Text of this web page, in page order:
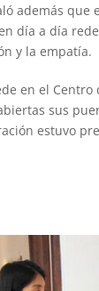
además que
día a día
y la empatía.
en el
sus
estuvo